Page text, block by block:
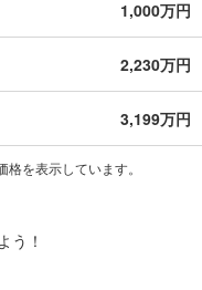
1,000万円
2,230万円
3,199万円
を表示しています。
う！